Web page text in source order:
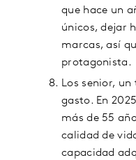
que hace un
únicos, dejar
marcas, así
protagonista.
Los senior,
gasto. En
más de 55
calidad de
capacidad